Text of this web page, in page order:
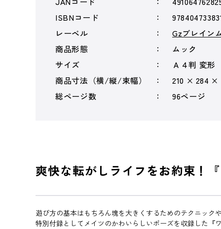
ISBNコード
レーベル
Gzブレイン
商品形態
ムック
サイズ
Ａ４判 変形
商品寸法（横/縦/束幅）
210 × 284 ×
総ページ数
96ページ
爽快な転がしライフをお約束！
遊び方の基本はもちろん塊を大きくするためのテクニッ
特別付録としてメイツのかわいらしいポーズを収録した